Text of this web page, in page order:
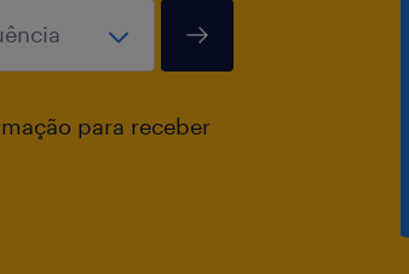
para receber